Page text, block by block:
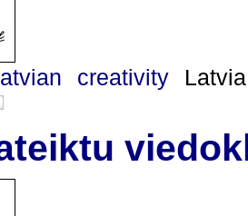
creativity Latvia